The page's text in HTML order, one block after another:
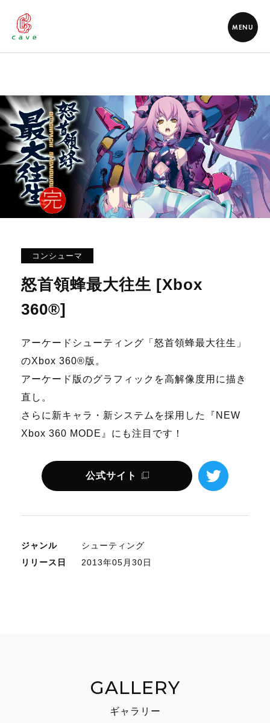
MENU
コンシューマ
怒首領蜂最大往生 [Xbox
360®]
アーケードシューティング「怒首領蜂最大往生」
のXbox 360®版。
アーケード版のグラフィックを高解像度用に描き
直し。
さらに新キャラ・新システムを採用した『NEW
Xbox 360 MODE』にも注目です！
公式サイト
ジャンル
シューティング
リリース日
2013年05月30日
GALLERY
ギャラリー